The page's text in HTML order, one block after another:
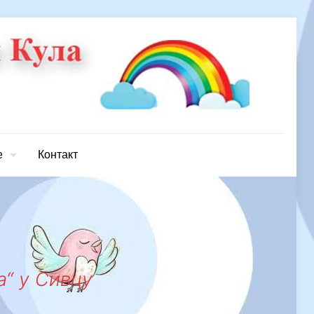
Контакт
у Сивцу